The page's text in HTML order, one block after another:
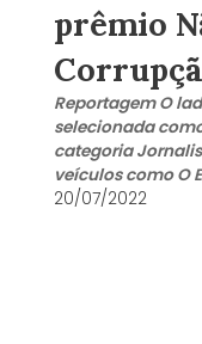
prêmio
Reportagem O
selecionada
categoria
veículos como O
20/07/2022